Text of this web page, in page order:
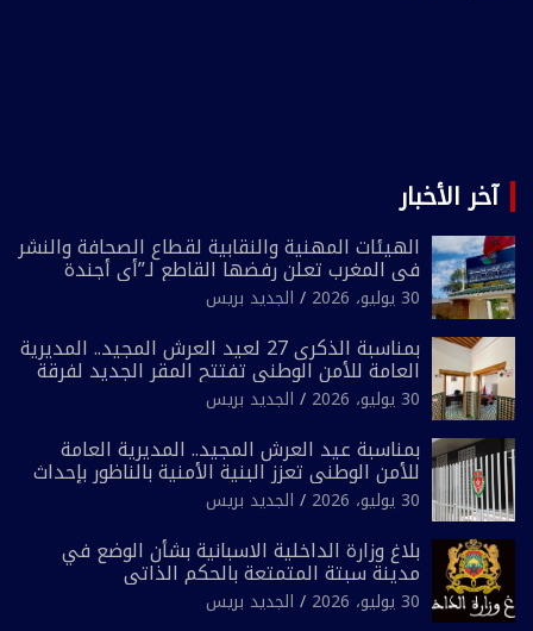
آخر الأخبار
الهيئات المهنية والنقابية لقطاع الصحافة والنشر
في المغرب تعلن رفضها القاطع لـ”أي أجندة
انتخابية مُعدة على مقاس سياسي ومصلحي
ضيق”
30 يوليو، 2026 الجديد بريس
بمناسبة الذكرى 27 لعيد العرش المجيد.. المديرية
العامة للأمن الوطني تفتتح المقر الجديد لفرقة
الشرطة السياحية بفاس
30 يوليو، 2026 الجديد بريس
بمناسبة عيد العرش المجيد.. المديرية العامة
للأمن الوطني تعزز البنية الأمنية بالناظور بإحداث
فرقتين جديدتين
30 يوليو، 2026 الجديد بريس
بلاغ وزارة الداخلية الاسبانية بشأن الوضع في
مدينة سبتة المتمتعة بالحكم الذاتي
30 يوليو، 2026 الجديد بريس